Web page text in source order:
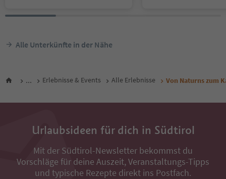
Alle Unterkünfte in der Nähe
... Erlebnisse & Events Alle Erlebnisse Von Naturns zum
Urlaubsideen für dich in Südtirol
Mit der Südtirol-Newsletter bekommst du
Vorschläge für deine Auszeit, Veranstaltungs-Tipps
und typische Rezepte direkt ins Postfach.